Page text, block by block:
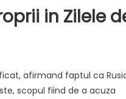
in Zilele
afirmand faptul ca
scopul fiind de a acuza